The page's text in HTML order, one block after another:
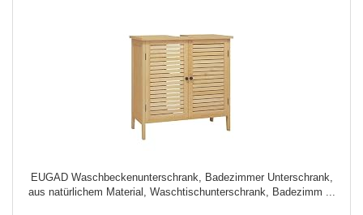
EUGAD Waschbeckenunterschrank, Badezimmer Unterschrank,
aus natürlichem Material, Waschtischunterschrank, Badezimm ...